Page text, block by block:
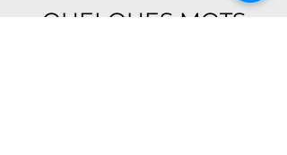
QUELQUES MOTS